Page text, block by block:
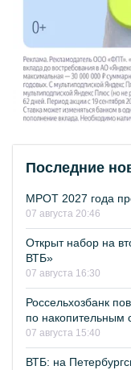
Последние
МРОТ 2027 года
07 августа 20:46
Открыт набор на
ВТБ»
07 августа 16:30
Россельхозбанк
по накопительным
07 августа 15:40
ВТБ: на